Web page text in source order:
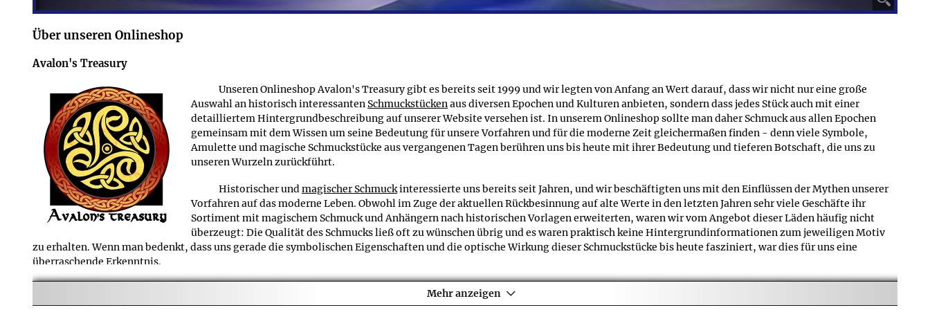
solche Vergoldungen gilt unsere 2-Jahre-Produktgarantie, d.h. sollte sich die Vergoldung innerhalb der ersten 2 Jahre abnützen, vergolden wir das
A Neben dem genauen Artikelgewicht finden Sie bei allen Produkten aus der Schmuckreihe Naturbernstein: Edle Halsketten auch das Gesamtgewicht inkl. Verpackung, wenn der
werden.
Über unseren Onlineshop
Avalon's Treasury
Unseren Onlineshop Avalon's Treasury gibt es bereits seit 1999 und wir legten von Anfang an Wert darauf, dass wir nicht nur eine große
Auswahl an historisch interessanten Schmuckstückenaus diversen Epochen und Kulturen anbieten, sondern dass jedes Stück auch mit einer
detailliertem Hintergrundbeschreibung auf unserer Website versehen ist. In unserem Onlineshop sollte man daher Schmuck aus allen Epochen
gemeinsam mit dem Wissen um seine Bedeutung für unsere Vorfahren und für die moderne Zeit gleichermaßen finden - denn viele Symbole,
Amulette und magische Schmuckstücke aus vergangenen Tagen berühren uns bis heute mit ihrer Bedeutung und tieferen Botschaft, die uns zu
unseren Wurzeln zurückführt.
Historischer undmagischer Schmuckinteressierte uns bereits seit Jahren, und wir beschäftigten uns mit den Einflüssen der Mythen unserer
Vorfahren auf das moderne Leben. Obwohl im Zuge der aktuellen Rückbesinnung auf alte Werte in den letzten Jahren sehr viele Geschäfte ihr
Sortiment mit magischem Schmuck und Anhängern nach historischen Vorlagen erweiterten, waren wir vom Angebot dieser Läden häufig nicht
überzeugt: Die Qualität des Schmucks ließ oft zu wünschen übrig und es waren praktisch keine Hintergrundinformationen zum jeweiligen Motiv
zu erhalten. Wenn man bedenkt, dass uns gerade die symbolischen Eigenschaften und die optische Wirkung dieser Schmuckstücke bis heute fasziniert, war dies für uns eine
überraschende Erkenntnis.
Da uns gerade die Informationen zu den verschiedenen historischen und magischen Motiven sehr am Herzen liegen, beschlossen wir schließlich, selbst einen Onlineshop zu
eröffnen und (hoffentlich) vieles besser zu machen. Aufgrund unserer großen Auswahl an unterschiedlichenMotivenfinden interessierte Besucher bei uns meistens nähere
Mehr anzeigen